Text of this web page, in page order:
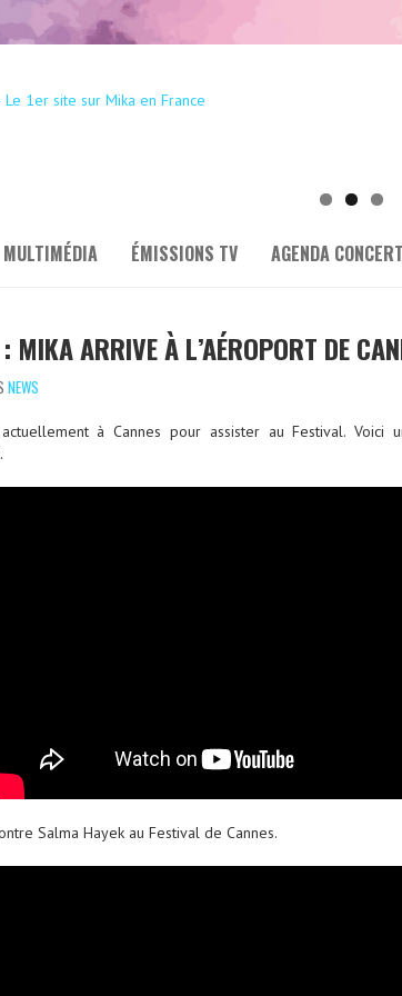
MULTIMÉDIA ÉMISSIONS TV AGENDA
MIKA ARRIVE À L’AÉROPORT DE
NEWS
à Cannes pour assister au Festival.
Salma Hayek au Festival de Cannes.